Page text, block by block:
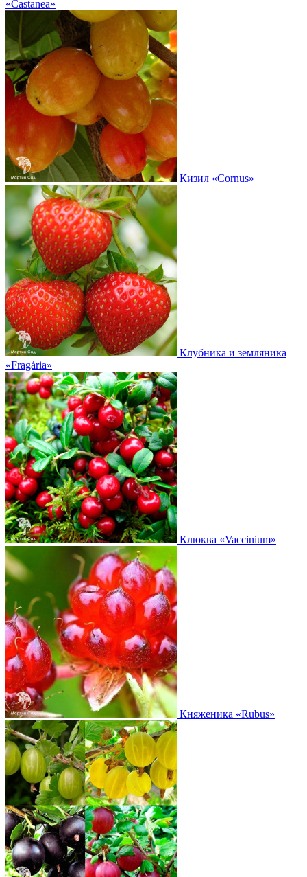
«Castanea»
Кизил «Cornus»
Клубника и земляника
«Fragária»
Клюква «Vaccinium»
Княженика «Rubus»